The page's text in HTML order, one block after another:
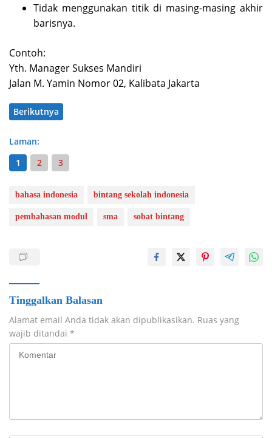
Tidak menggunakan titik di masing-masing akhir
barisnya.
Contoh:
Yth. Manager Sukses Mandiri
Jalan M. Yamin Nomor 02, Kalibata Jakarta
Berikutnya
Laman:
1
2 3
bahasa indonesia bintang sekolah indonesia
pembahasan modul sma sobat bintang
Tinggalkan Balasan
Alamat email Anda tidak akan dipublikasikan. Ruas yang
wajib ditandai *